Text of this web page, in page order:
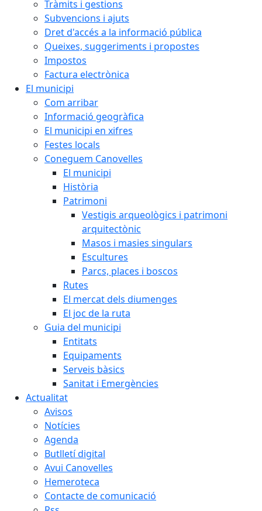
Tràmits i gestions
Subvencions i ajuts
Dret d'accés a la informació pública
Queixes, suggeriments i propostes
Impostos
Factura electrònica
El municipi
Com arribar
Informació geogràfica
El municipi en xifres
Festes locals
Coneguem Canovelles
El municipi
Història
Patrimoni
Vestigis arqueològics i patrimoni
arquitectònic
Masos i masies singulars
Escultures
Parcs, places i boscos
Rutes
El mercat dels diumenges
El joc de la ruta
Guia del municipi
Entitats
Equipaments
Serveis bàsics
Sanitat i Emergències
Actualitat
Avisos
Notícies
Agenda
Butlletí digital
Avui Canovelles
Hemeroteca
Contacte de comunicació